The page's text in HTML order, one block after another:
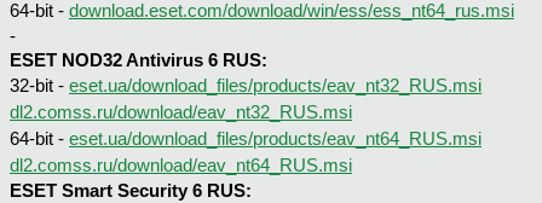
64-bit - download.eset.com/download/win/ess/ess_nt64_rus.msi
-
ESET NOD32 Antivirus 6 RUS:
32-bit - eset.ua/download_files/products/eav_nt32_RUS.msi
dl2.comss.ru/download/eav_nt32_RUS.msi
64-bit - eset.ua/download_files/products/eav_nt64_RUS.msi
dl2.comss.ru/download/eav_nt64_RUS.msi
ESET Smart Security 6 RUS: